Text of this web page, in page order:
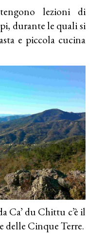
lezioni di
durante le quali si
e piccola cucina
Ca’ du Chittu c’è il
delle Cinque Terre.